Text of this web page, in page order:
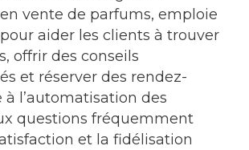
vente de parfums, emploie
aider les clients à trouver
offrir des conseils
et réserver des rendez-
à l’automatisation des
questions fréquemment
et la fidélisation